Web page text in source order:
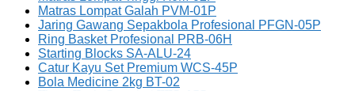
Matras Lompat Galah PVM-01P
Jaring Gawang Sepakbola Profesional PFGN-05P
Ring Basket Profesional PRB-06H
Starting Blocks SA-ALU-24
Catur Kayu Set Premium WCS-45P
Bola Medicine 2kg BT-02